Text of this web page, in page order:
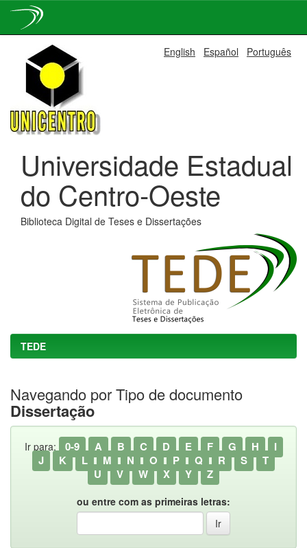
navigation
English Español Português
Universidade Estadual
do Centro-Oeste
Biblioteca Digital de Teses e Dissertações
TEDE
Navegando por Tipo de documento
Dissertação
Ir para: 0-9 A B C D E F G H
I
J
K L M N O P Q R S
T
U
V W X Y Z
ou entre com as primeiras letras: